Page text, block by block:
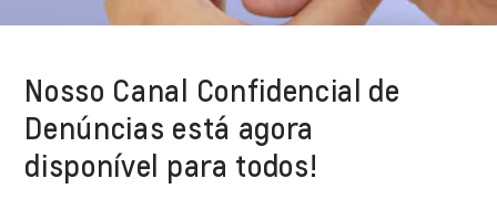
Nosso Canal Confidencial de
Denúncias está agora
disponível para todos!